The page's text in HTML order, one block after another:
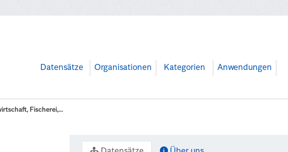
Datensätze Organisationen Kategorien Anwendungen
Fischerei,...